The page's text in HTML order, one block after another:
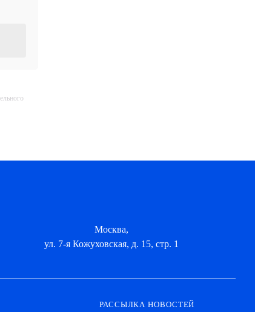
Москва,
ул. 7-я Кожуховская, д. 15, стр. 1
РАССЫЛКА НОВОСТЕЙ